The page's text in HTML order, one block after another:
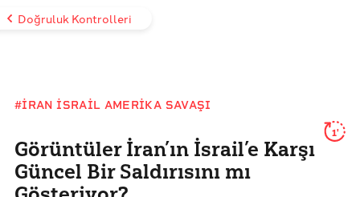
Doğruluk Kontrolleri
#İRAN İSRAIL AMERIKA SAVAŞI
Görüntüler İran’ın İsrail’e Karşı
Güncel Bir Saldırısını mı
1'